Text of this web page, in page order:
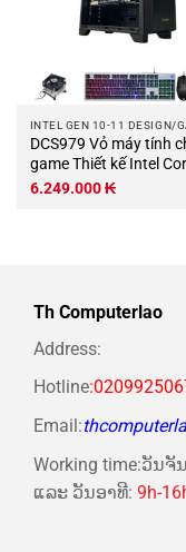
DCS979 Vỏ máy tính chơi
game Thiết kế Intel
10100F 3,6Ghz Turbo
6.249.000₭
Th Computerlao
Address:
Hotline
Email:
Working time:ວັນ
ແລະ ວັນອາທີ: 9h-